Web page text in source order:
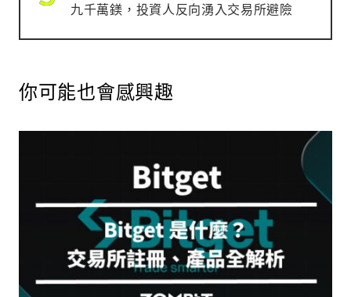
九千萬鎂，投資人反向湧入交易所避險
你可能也會感興趣